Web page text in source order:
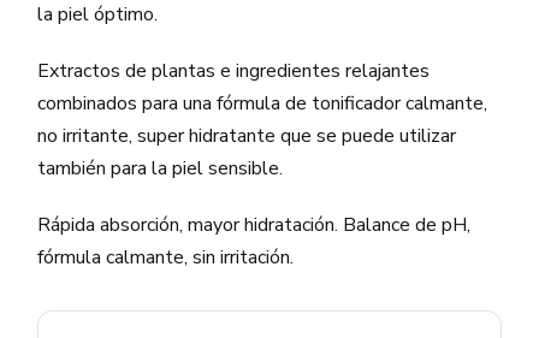
la piel óptimo.
Extractos de plantas e ingredientes relajantes
combinados para una fórmula de tonificador calmante,
no irritante, super hidratante que se puede utilizar
también para la piel sensible.
Rápida absorción, mayor hidratación. Balance de pH,
fórmula calmante, sin irritación.